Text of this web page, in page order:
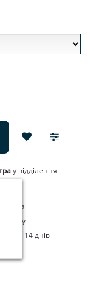
у відділення
Pay
14 днів